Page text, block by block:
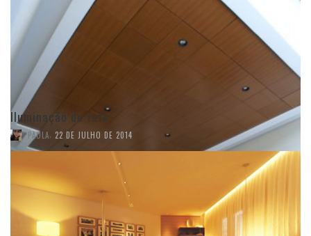
Iluminação do teto
PAOLA 22 DE JULHO DE 2014